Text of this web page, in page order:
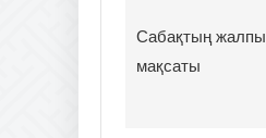
Сабақтың жалпы
мақсаты